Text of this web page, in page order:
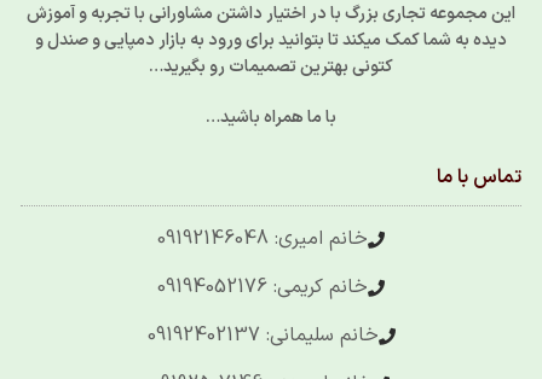
این مجموعه تجاری بزرگ با در اختیار داشتن مشاورانی با تجربه و آموزش
دیده به شما کمک میکند تا بتوانید برای ورود به بازار دمپایی و صندل و
کتونی بهترین تصمیمات رو بگیرید…
با ما همراه باشید…
تماس با ما
خانم امیری: 09192146048
خانم کریمی: 09194052176
خانم سلیمانی: 09192402137